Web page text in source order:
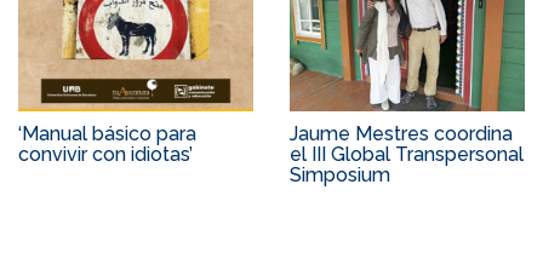
‘Manual básico para
convivir con idiotas’
Jaume Mestres coordina
el III Global Transpersonal
Simposium